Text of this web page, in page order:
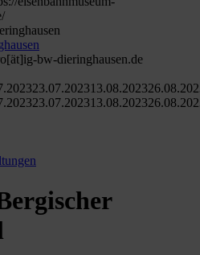
bw-dieringhausen.de